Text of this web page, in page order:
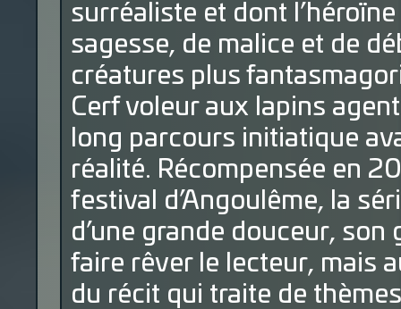
surréaliste et dont
sagesse, de malice et de
créatures plus
Cerf voleur aux lapins
long parcours initiatique
réalité. Récompensée en
festival d’Angoulême, la
d’une grande douceur,
faire rêver le lecteur, mais
du récit qui traite de